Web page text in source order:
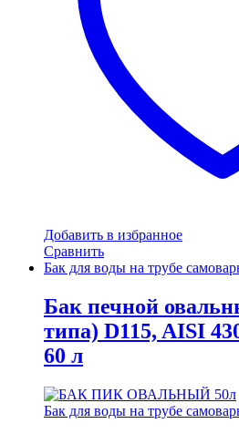
Добавить в избранное
Сравнить
Бак для воды на трубе
Бак печной
типа) D115, AISI
60 л
Бак для воды на трубе